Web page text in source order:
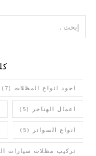
اجود انواع المظلات (7)
اعمال الهناجر (5)
انواع السواتر (5)
تركيب مظلات سيارات